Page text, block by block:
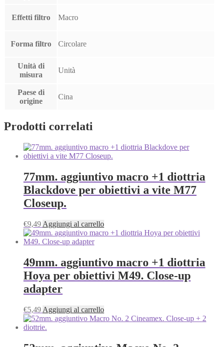
Effetti filtro Macro
Forma filtro Circolare
Unità di
misura
Unità
Paese di
origine
Cina
Prodotti correlati
77mm. aggiuntivo macro +1 diottria
Blackdove per obiettivi a vite M77
Closeup.
€9,49 Aggiungi al carrello
49mm. aggiuntivo macro +1 diottria
Hoya per obiettivi M49. Close-up
adapter
€5,49 Aggiungi al carrello